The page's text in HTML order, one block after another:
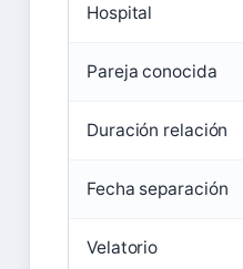
Hospital
Pareja conocida
Duración relación
Fecha separación
Velatorio